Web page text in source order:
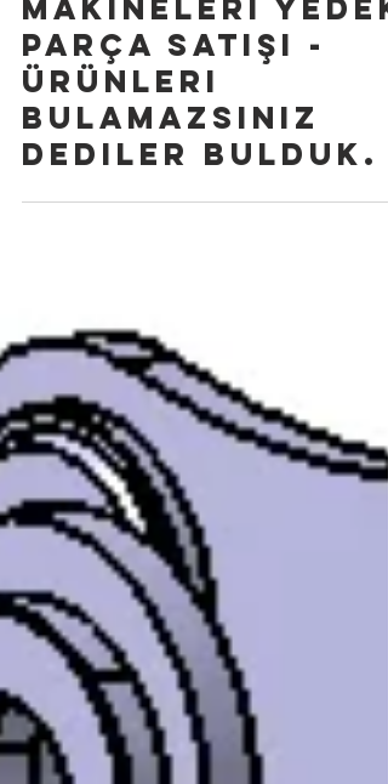
Caterpillar İş
Makineleri Yedek
Parça Satışı -
Ürünleri
bulamazsınız
dediler bulduk.